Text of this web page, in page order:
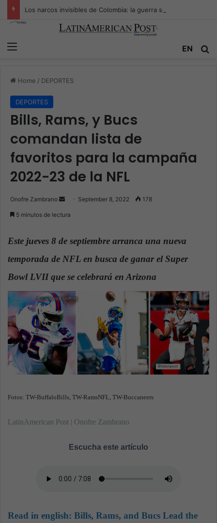
EN
Home / DEPORTES
DEPORTES
Bills, Rams, y Bucs
comandan lista de
favoritos para la campaña
2022-23 de la NFL
Onofre Zambrano
a
n
m
a
i
September 8, 2022 178
5 minutos de lectura
Este jueves 8 de septiembre arranca una nueva
temporada de NFL en busca de ganar el Super
Bowl LVII que se celebrará en Arizona
Fotos: TW-BuffaloBills, TW-RamsNFL, TW-Buccaneers
LatinAmerican Post | Onofre Zambrano
Escucha este artículo
Read in english: Bills, Rams, and Bucs Lead the